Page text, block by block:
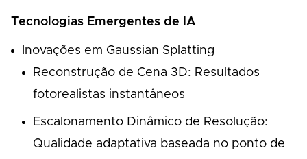
Tecnologias Emergentes de IA
Inovações em Gaussian Splatting
Reconstrução de Cena 3D: Resultados
fotorealistas instantâneos
Escalonamento Dinâmico de Resolução:
Qualidade adaptativa baseada no ponto de